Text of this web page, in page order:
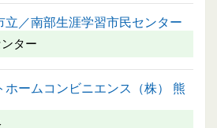
立／南部生涯学習市民センター
ター
ホームコンビニエンス（株） 熊